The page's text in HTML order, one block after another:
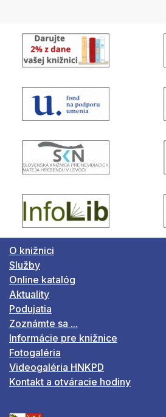
O knižnici
Služby
Online katalóg
Aktuality
Podujatia
Zoznámte sa ...
Informácie pre knižnice
Fotogaléria
Videogaléria HNKPD
Kontakt a otváracie hodiny